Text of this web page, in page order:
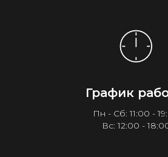
График
Пн - Сб: 11:00 -
Вс: 12:00 -